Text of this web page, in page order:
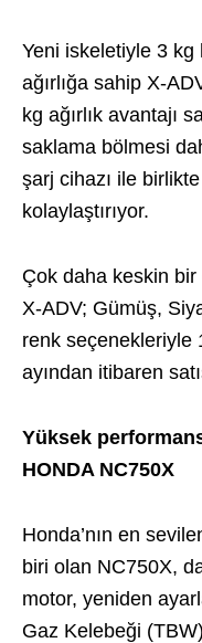
Yeni iskeletiyle 3
ağırlığa sahip X-
kg ağırlık avantajı
saklama bölmesi
şarj cihazı ile
kolaylaştırıyor.
Çok daha keskin
X-ADV; Gümüş,
renk seçenekleriyle
ayından itibaren
Yüksek
HONDA NC750X
Honda’nın en
biri olan NC750X,
motor, yeniden
Gaz Kelebeği